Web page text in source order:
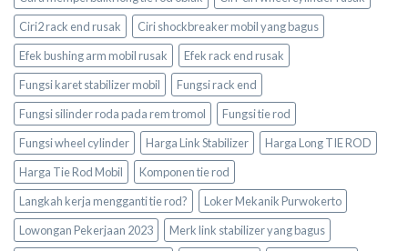
Ciri2 rack end rusak
Ciri shockbreaker mobil yang bagus
Efek bushing arm mobil rusak
Efek rack end rusak
Fungsi karet stabilizer mobil
Fungsi rack end
Fungsi silinder roda pada rem tromol
Fungsi tie rod
Fungsi wheel cylinder
Harga Link Stabilizer
Harga Long TIE ROD
Harga Tie Rod Mobil
Komponen tie rod
Langkah kerja mengganti tie rod?
Loker Mekanik Purwokerto
Lowongan Pekerjaan 2023
Merk link stabilizer yang bagus